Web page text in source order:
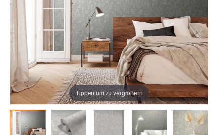
Tippen um zu vergrößern